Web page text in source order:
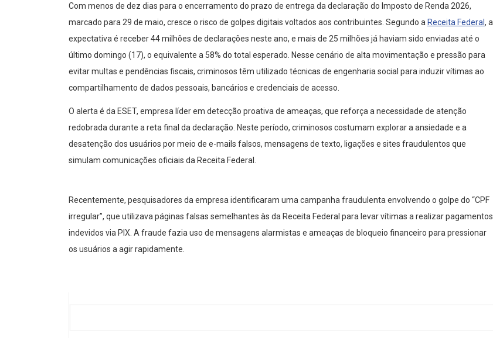
Com menos de dez dias para o encerramento do prazo de entrega da declaração do Imposto de Renda 2026,
marcado para 29 de maio, cresce o risco de golpes digitais voltados aos contribuintes. Segundo a Receita Federal , a
expectativa é receber 44 milhões de declarações neste ano, e mais de 25 milhões já haviam sido enviadas até o
último domingo (17), o equivalente a 58% do total esperado. Nesse cenário de alta movimentação e pressão para
evitar multas e pendências fiscais, criminosos têm utilizado técnicas de engenharia social para induzir vítimas ao
compartilhamento de dados pessoais, bancários e credenciais de acesso.
O alerta é da ESET, empresa líder em detecção proativa de ameaças, que reforça a necessidade de atenção
redobrada durante a reta final da declaração. Neste período, criminosos costumam explorar a ansiedade e a
desatenção dos usuários por meio de e-mails falsos, mensagens de texto, ligações e sites fraudulentos que
simulam comunicações oficiais da Receita Federal.
Recentemente, pesquisadores da empresa identificaram uma campanha fraudulenta envolvendo o golpe do “CPF
irregular”, que utilizava páginas falsas semelhantes às da Receita Federal para levar vítimas a realizar pagamentos
indevidos via PIX. A fraude fazia uso de mensagens alarmistas e ameaças de bloqueio financeiro para pressionar
os usuários a agir rapidamente.